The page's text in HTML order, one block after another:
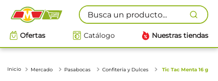
Busca un producto...
Ofertas Catálogo Nuestras tiendas
Mercado Pasabocas Confitería y Dulces Tic Tac Menta 16 g